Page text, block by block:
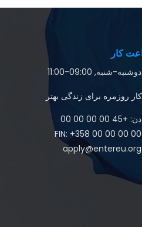
کار
دوشنبه-شنبه, 09:00-11:00
روزمره برای زندگی بهتر
دن: +45 00 00 00 00
FIN: +358 00 00 00 00
apply@entereu.org